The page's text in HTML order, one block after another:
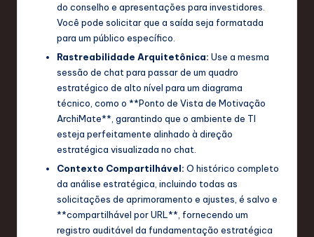
do conselho e apresentações para investidores.
Você pode solicitar que a saída seja formatada
para um público específico.
Rastreabilidade Arquitetônica: Use a mesma
sessão de chat para passar de um quadro
estratégico de alto nível para um diagrama
técnico, como o **Ponto de Vista de Motivação
ArchiMate**, garantindo que o ambiente de TI
esteja perfeitamente alinhado à direção
estratégica visualizada no chat.
Contexto Compartilhável: O histórico completo
da análise estratégica, incluindo todas as
solicitações de aprimoramento e ajustes, é salvo e
**compartilhável por URL**, fornecendo um
registro auditável da fundamentação estratégica